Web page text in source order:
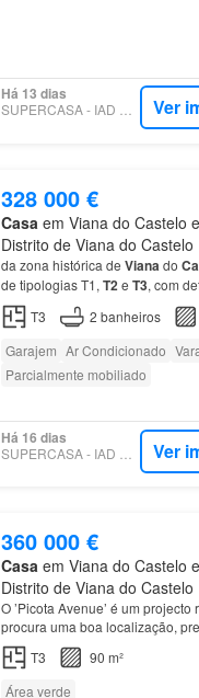
Há 13 dias
Ver
328 000 €
Casa em Viana do Castelo
Distrito de Viana do Castelo
da zona histórica de Viana do
de tipologias T1, T2 e T3, com
exaustor, uma suite com
casade
T3 2 banheiros
Garajem Ar Condicionado
Parcialmente mobiliado
Há 16 dias
Ver
360 000 €
Casaem Viana do Castelo
Distrito de Viana do Castelo
O ’Picota Avenue’ é um
procura uma boa localização,
T3
90 m²
Área verde